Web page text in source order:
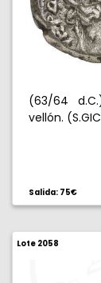
(63/64
vellón.
Salida: 75€
Lote 2058